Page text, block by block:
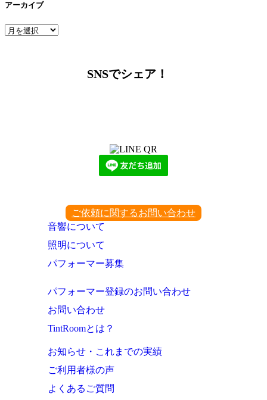
アーカイブ
ア
SNSでシェア！
ご依頼に関するお問い合わせ
音響について
照明について
パフォーマー募集
パフォーマー登録のお問い合わせ
お問い合わせ
TintRoomとは？
お知らせ・これまでの実績
ご利用者様の声
よくあるご質問